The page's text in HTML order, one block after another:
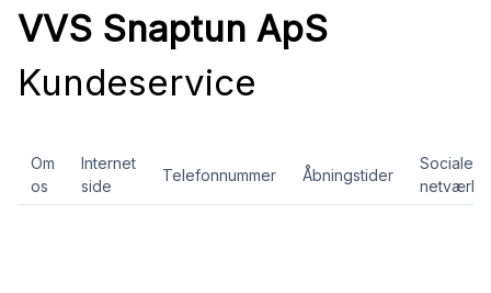
VVS Snaptun ApS
Kundeservice
Om
os
Internet
side
Telefonnummer Åbningstider
Sociale
netværk